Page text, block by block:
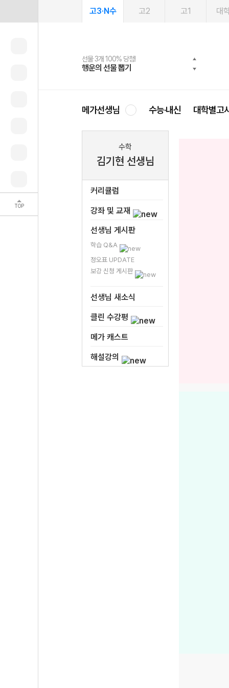
TOP
고3·N수 고2 고1 대
선물 3개 100% 당첨!
행운의 선물 뽑기
선물 100% 증정!
메가스터디 X 올리브
여름방학 스터디 캐시백
메가런 썸머스쿨
2027 러셀 단과
강사 공개선발
스마트러닝앱
설문 EVENT
메가패스
3일 무료 체험권
메가패스 수강생 무료혜택!
메가클럽 멤버십
사회공헌 캠페인
희망이룸 메가나눔
메가선생님 수능·내신 대학별고
수학
김기현 선생님
커리큘럼
강좌 및 교재
선생님 게시판
학습 Q&A
정오표 UPDATE
보강 신청 게시판
선생님 새소식
클린 수강평
메가 캐스트
해설강의